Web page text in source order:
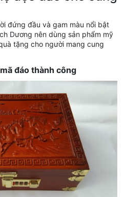
đứng đầu và gam màu nổi bật
Dương nên dùng sản phẩm mỹ
tặng cho người mang cung
đáo thành công